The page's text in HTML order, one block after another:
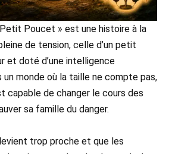
Poucet » est une histoire à la
de tension, celle d’un petit
et doté d’une intelligence
un monde où la taille ne compte pas,
capable de changer le cours des
sa famille du danger.
trop proche et que les